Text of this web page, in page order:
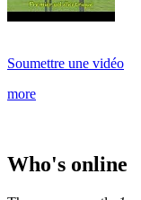
Soumettre une vidéo
more
Who's online